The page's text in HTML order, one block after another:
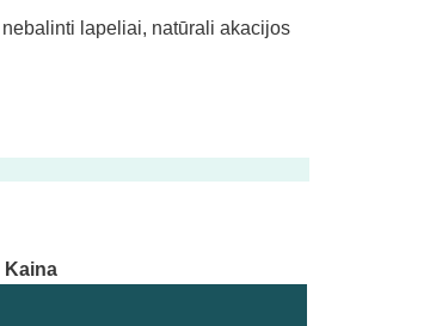
lapeliai, natūrali akacijos
Kaina